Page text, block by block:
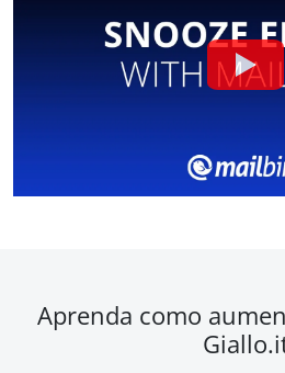
Aprenda como